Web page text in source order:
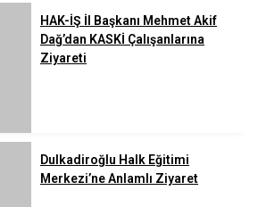
HAK-İŞ İl Başkanı Mehmet Akif
Dağ’dan KASKİ Çalışanlarına
Ziyareti
Dulkadiroğlu Halk Eğitimi
Merkezi’ne Anlamlı Ziyaret